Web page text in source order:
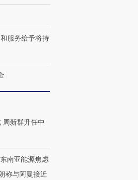
服务给予将持
周新群升任中
南亚能源焦虑
称与阿曼接近